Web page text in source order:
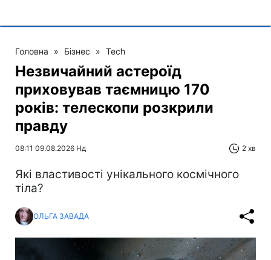
Головна » Бізнес » Tech
Незвичайний астероїд
приховував таємницю 170
років: телескопи розкрили
правду
08:11 09.08.2026 Нд 2 хв
Які властивості унікального космічного
тіла?
ОЛЬГА ЗАВАДА